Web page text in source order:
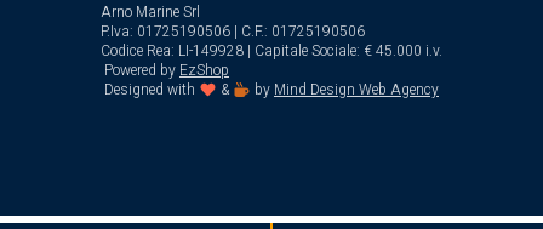
Arno Marine Srl
P.Iva: 01725190506 | C.F.: 01725190506
Codice Rea: LI-149928 | Capitale Sociale: € 45.000 i.v.
Powered by EzShop
Designed with
& by Mind Design Web Agency